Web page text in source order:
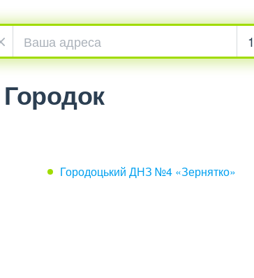
Городоцький ДНЗ №4 «Зернятко»